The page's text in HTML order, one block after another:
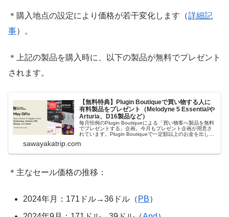
＊購入地点の設定により価格が若干変化します（詳細記
事）。
＊上記の製品を購入時に、以下の製品が無料でプレゼント
されます。
【無料特典】Plugin Boutiqueで買い物する人に
有料製品をプレゼント（Melodyne 5 Essentialや
Arturia、D16製品など）
毎月恒例のPlugin Boutiqueによる「買い物客へ製品を無料
でプレゼントする」企画。今月もプレゼント企画が用意さ
れています。Plugin Boutiqueで一定額以上のお金を出して
うことができます。＊無料配布終了予定日：日本時間：
sawayakatrip.com
＊主なセール価格の推移：
2024年月：171ドル→36ドル（ PB）